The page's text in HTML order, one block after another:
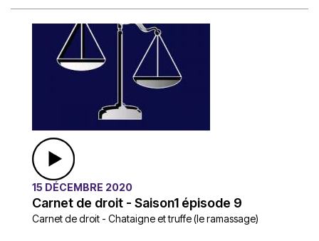
15 DÉCEMBRE 2020
Carnet de droit - Saison1 épisode 9
Carnet de droit - Chataigne et truffe (le ramassage)